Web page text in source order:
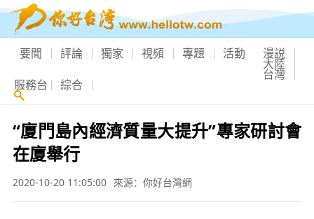
要聞 評論 獨家 視頻 專題 活動 漫説
大陸
台灣
服務台 綜合
“廈門島內經濟質量大提升”專家研討會
在廈舉行
2020-10-20 11:05:00 來源：你好台灣網